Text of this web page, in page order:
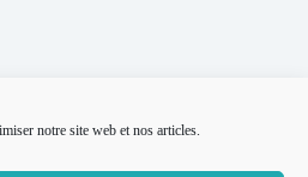
notre site web et nos articles.